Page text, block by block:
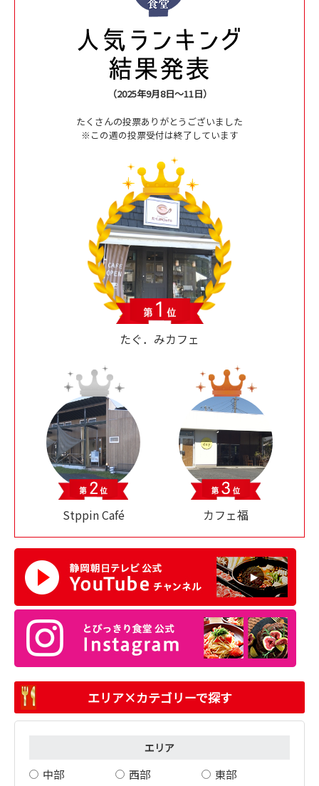
（2025年9月8日～11日）
たくさんの投票ありがとうございました
※この週の投票受付は終了しています
たぐ．みカフェ
Stppin Café カフェ福
エリア×カテゴリーで探す
エリア
中部 西部 東部